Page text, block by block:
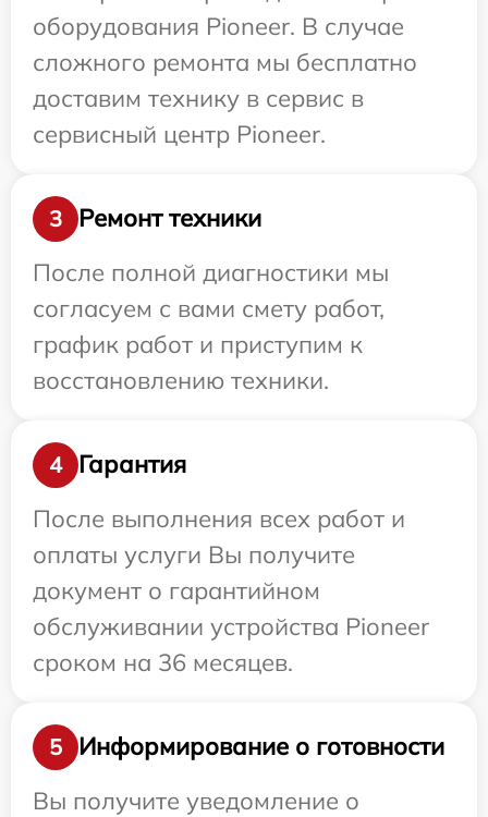
оборудования Pioneer. В случае
сложного ремонта мы бесплатно
доставим технику в сервис в
сервисный центр Pioneer.
3
Ремонт техники
После полной диагностики мы
согласуем с вами смету работ,
график работ и приступим к
восстановлению техники.
4
Гарантия
После выполнения всех работ и
оплаты услуги Вы получите
документ о гарантийном
обслуживании устройства Pioneer
сроком на 36 месяцев.
5
Информирование о готовности
Вы получите уведомление о